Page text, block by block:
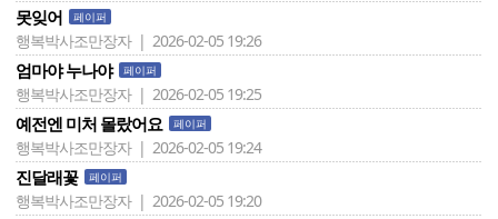
못잊어 페이퍼
행복박사조만장자 | 2026-02-05 19:26
엄마야 누나야 페이퍼
행복박사조만장자 | 2026-02-05 19:25
예전엔 미처 몰랐어요 페이퍼
행복박사조만장자 | 2026-02-05 19:24
진달래꽃 페이퍼
행복박사조만장자 | 2026-02-05 19:20